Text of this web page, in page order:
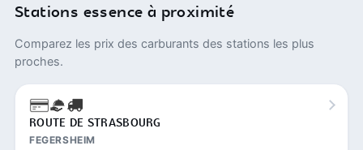
Stations essence à proximité
Comparez les prix des carburants des stations les plus
proches.
ROUTE DE STRASBOURG
FEGERSHEIM